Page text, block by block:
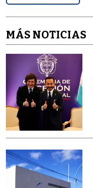
MÁS NOTICIAS